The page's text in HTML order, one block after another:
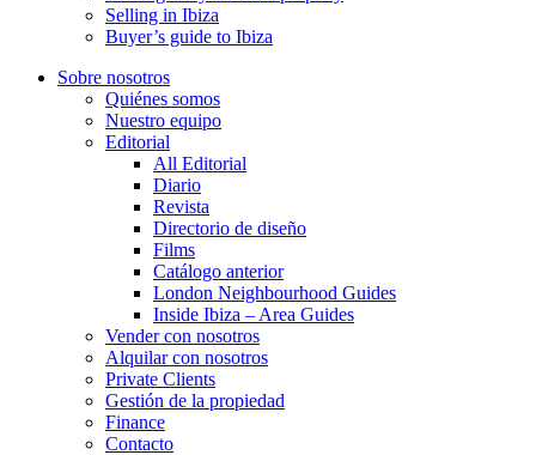
Selling in Ibiza
Buyer’s guide to Ibiza
Sobre nosotros
Quiénes somos
Nuestro equipo
Editorial
All Editorial
Diario
Revista
Directorio de diseño
Films
Catálogo anterior
London Neighbourhood Guides
Inside Ibiza – Area Guides
Vender con nosotros
Alquilar con nosotros
Private Clients
Gestión de la propiedad
Finance
Contacto